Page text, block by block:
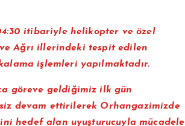
itibariyle helikopter ve özel
Ağrı illerindeki tespit edilen
işlemleri yapılmaktadır.
göreve geldiğimiz ilk gün
devam ettirilerek Orhangazimizde
hedef alan uyuşturucuyla mücadele